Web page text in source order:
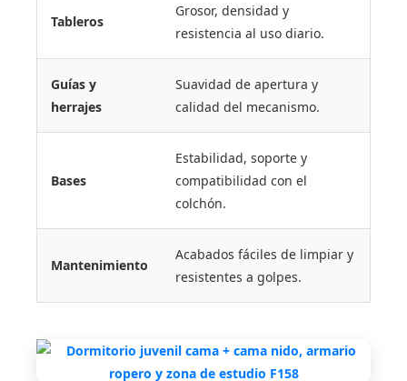
Tableros
Grosor, densidad y
resistencia al uso diario.
Guías y
herrajes
Suavidad de apertura y
calidad del mecanismo.
Bases
Estabilidad, soporte y
compatibilidad con el
colchón.
Mantenimiento
Acabados fáciles de limpiar y
resistentes a golpes.